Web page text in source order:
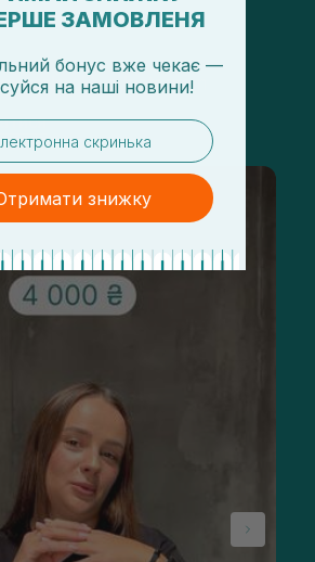
в Instagram
ЗАМОВЛЕНЯ
бонус вже чекає —
на наші новини!
знижку